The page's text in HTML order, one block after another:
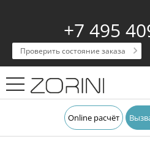
+7 495
Проверить состояние заказа
Online расчёт